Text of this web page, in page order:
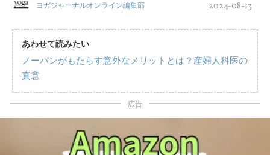
ヨガジャーナルオンライン編集部 2024-08-13
あわせて読みたい
ノーパンがもたらす意外なメリットとは？産婦人科医の
真意
広告